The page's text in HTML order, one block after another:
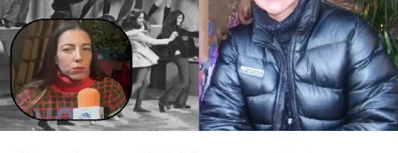
aprobadas que aún esperan financiamiento, como la
infraestructura del Club Deportivo Bernardo O’Higgins
y el cierre perimetral del Club Deportivo Aucar, obras
fundamentales para el desarrollo comunitario.
El alcalde de Quemchi, Javier Ugarte, expresó una
situación similar, señalando que en su comuna tienen